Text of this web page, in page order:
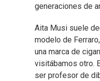
generaciones de
Aita Musi suele
modelo de
una marca de
visitábamos otro.
ser profesor de